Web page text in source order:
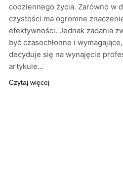
codziennego życia. Zarówno w
czystości ma ogromne
efektywności. Jednak zadania
być czasochłonne i
decyduje się na wynajęcie
artykule…
Czytaj więcej